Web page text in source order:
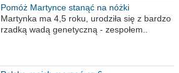
Pomóż Martynce stanąć na nóżki
Martynka ma 4,5 roku, urodziła się z bardzo
rzadką wadą genetyczną - zespołem..